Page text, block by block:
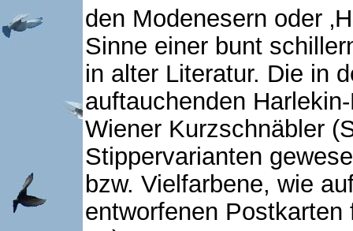
den Modenesern oder
Sinne einer bunt
in alter Literatur. Die in
auftauchenden
Wiener Kurzschnäbler
Stippervarianten
bzw. Vielfarbene, wie
entworfenen